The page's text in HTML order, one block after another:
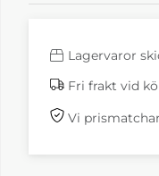
Lagervaror
Fri frakt vid
Vi prismatchar